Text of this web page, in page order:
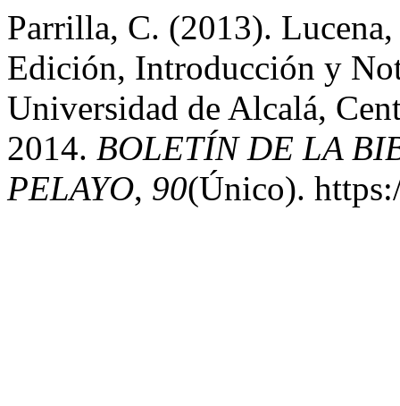
Parrilla, C. (2013).
Edición, Introducción y
Universidad de Alcalá,
2014. BOLETÍN DE LA
PELAYO, 90(Único).